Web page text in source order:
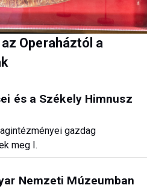
Operaháztól a
és a Székely Himnusz
gazdag
meg I.
Nemzeti Múzeumban